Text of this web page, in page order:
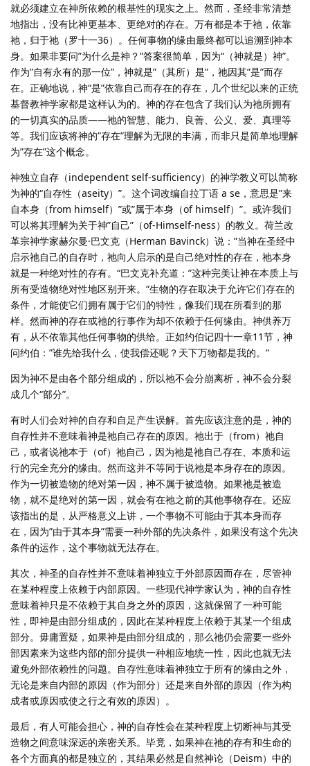
就必须建立在神所依赖的根基性的现实之上。然而，圣经非常清楚
地指出，没有比神更基本、更绝对的存在。万有都是本于祂，依靠
祂，归于祂（罗十一36）。任何事物的缘由最终都可以追溯到神本
身。如果非要问”为什么是神？”答案很简单，因为“（神就是）神”。
作为”自有永有的那一位”，神就是”（其所）是”，祂因其”是”而存
在。正确地说，神“是”依靠自己而存在的存在，几个世纪以来的正统
基督教神学家都是这样认为的。神的存在包含了我们认为祂所拥有
的一切真实的品质——祂的智慧、能力、良善、公义、爱、真理等
等。我们应该将神的”存在”理解为无限的丰满，而非只是简单地理解
为”存在”这个概念。
神独立自存（independent self-sufficiency）的神学教义可以简称
为神的“自存性（aseity）”。这个词改编自拉丁语 a se，意思是”来
自本身（from himself）”或”属于本身（of himself）”。或许我们
可以将其理解为关于神”自己”（of-Himself-ness）的教义。荷兰改
革宗神学家赫尔曼·巴文克（Herman Bavinck）说：”当神在圣经中
启示祂自己的自存时，祂向人启示的是自己绝对性的存在，祂本身
就是一种绝对性的存有。“巴文克补充道：”这种完美让神在本质上与
所有受造物绝对性地区别开来。“生物的存在取决于允许它们存在的
条件，才能使它们拥有属于它们的特性，像我们现在所看到的那
样。然而神的存在或祂的行事作为却不依赖于任何缘由。神供养万
有，从不依靠其他任何事物的供给。正如约伯记四十一章11节，神
问约伯：”谁先给我什么，使我偿还呢？天下万物都是我的。“
因为神不是由各个部分组成的，所以祂不会分崩离析，神不会分裂
成几个“部分”。
有时人们会对神的自存和自足产生误解。首先应该注意的是，神的
自存性并不意味着神是祂自己存在的原因。祂出于（from）祂自
己，或者说祂本于（of）祂自己，因为祂是祂自己存在、本质和运
行的完全充分的缘由。然而这并不等同于说祂是本身存在的原因。
作为一切被造物的绝对第一因，神不属于被造物。如果祂是被造
物，就不是绝对的第一因，就会有在祂之前的其他事物存在。还应
该指出的是，从严格意义上讲，一个事物不可能由于其本身而存
在，因为”由于其本身”需要一种外部的先决条件，如果没有这个先决
条件的运作，这个事物就无法存在。
其次，神圣的自存性并不意味着神独立于外部原因而存在，尽管神
在某种程度上依赖于内部原因。一些现代神学家认为，神的自存性
意味着神只是不依赖于其自身之外的原因，这就保留了一种可能
性，即神是由部分组成的，因此在某种程度上依赖于其某一个组成
部分。毋庸置疑，如果神是由部分组成的，那么祂仍会需要一些外
部因素来为这些内部的部分提供一种相应地统一性，因此也就无法
避免外部依赖性的问题。自存性意味着神独立于所有的缘由之外，
无论是来自内部的原因（作为部分）还是来自外部的原因（作为构
成者或原因或使之行之有效的原因）。
最后，有人可能会担心，神的自存性会在某种程度上切断神与其受
造物之间意味深远的亲密关系。毕竟，如果神在祂的存有和生命的
各个方面真的都是独立的，其结果必然是自然神论（Deism）中的